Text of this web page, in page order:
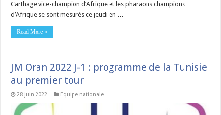
Carthage vice-champion d’Afrique et les pharaons champions
d’Afrique se sont mesurés ce jeudi en …
Read More »
JM Oran 2022 J-1 : programme de la Tunisie
au premier tour
28 juin 2022 Equipe nationale